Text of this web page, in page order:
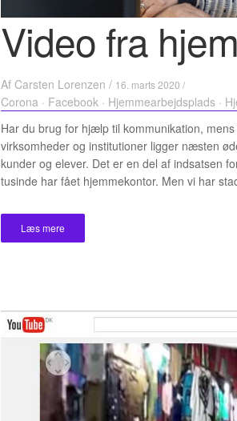
Video fra
Af Carsten Lorenzen / 16. marts 2020 /
Corona · Facebook · Hjemmearbejdsplads ·
Har du brug for hjælp til kommunikation,
virksomheder og institutioner ligger næsten
kunder og elever. Det er en del af indsatsen
tusinde har fået hjemmekontor. Men vi har
Læs mere